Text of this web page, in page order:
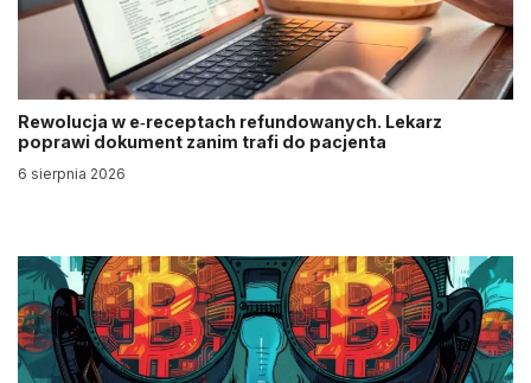
Rewolucja w e‑receptach refundowanych. Lekarz
poprawi dokument zanim trafi do pacjenta
6 sierpnia 2026